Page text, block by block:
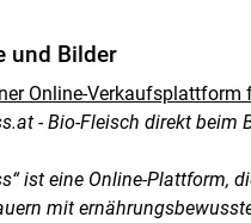
und Bilder
Online-Verkaufsplattform
- Bio-Fleisch direkt beim
ist eine Online-Plattform,
mit